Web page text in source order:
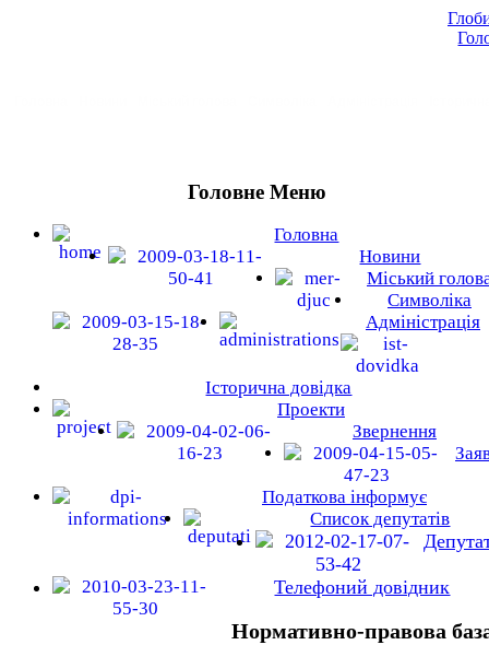
Головне Меню
Головна
Новини
Міський
Символіка
Адміністрація
Історична довідка
Проекти
Звернення
Податкова інформує
Список депутатів
Телефоний довідник
Нормативно-правова